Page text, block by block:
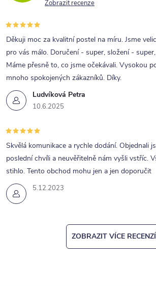
Zobrazit recenze
Ludvíková Petra
10.6.2025
Děkuji moc za kvalitní postel na míru. Jsme
pro vás málo. Doručení - super, složení -
Máme přesně to, co jsme očekávali. Vysokou
mnoho spokojených zákazníků. Díky.
5.12.2023
Skvělá komunikace a rychle dodání. Objednali
poslední chvíli a neuvěřitelně nám vyšli vstříc.
stihlo. Tento obchod mohu jen a jen doporučit
ZOBRAZIT VÍCE RECENZÍ